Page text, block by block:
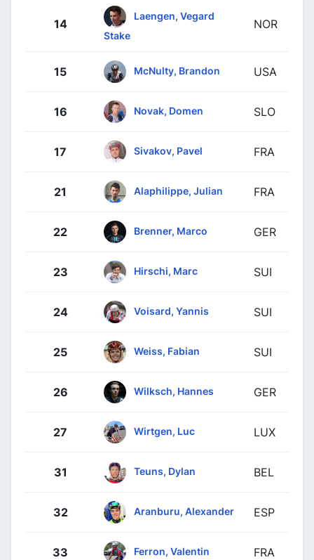
14
Laengen, Vegard
Stake
NOR
15 McNulty, Brandon USA
16 Novak, Domen SLO
17 Sivakov, Pavel FRA
21 Alaphilippe, Julian FRA
22 Brenner, Marco GER
23 Hirschi, Marc SUI
24 Voisard, Yannis SUI
25 Weiss, Fabian SUI
26 Wilksch, Hannes GER
27 Wirtgen, Luc LUX
31 Teuns, Dylan BEL
32 Aranburu, Alexander ESP
33 Ferron, Valentin FRA